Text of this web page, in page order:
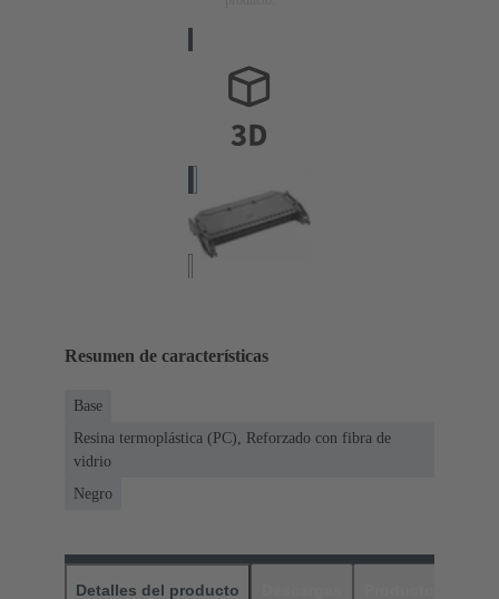
Resumen de características
Base
Resina termoplástica (PC), Reforzado con fibra de
vidrio
Negro
Detalles del producto